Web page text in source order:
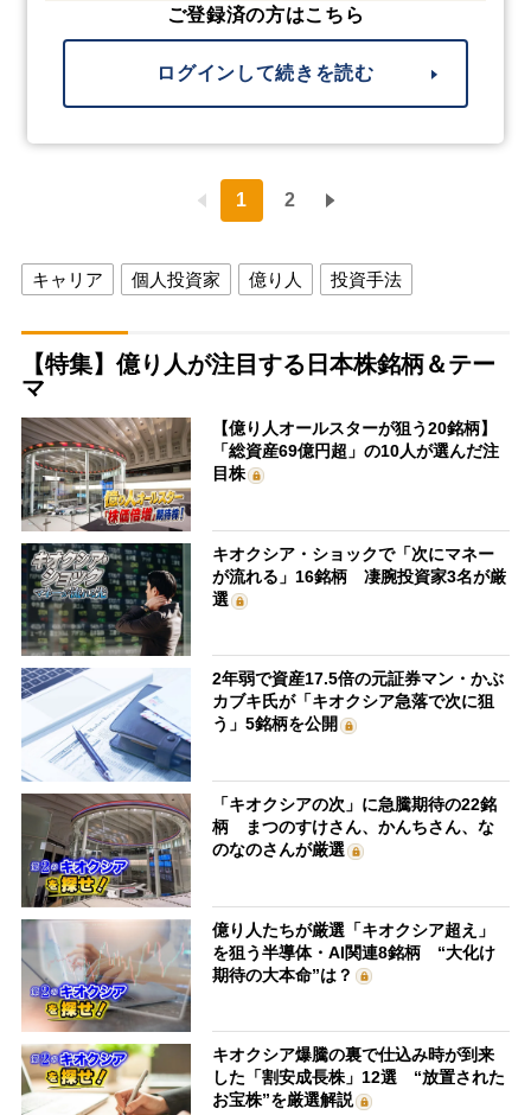
ご登録済の方はこちら
ログインして続きを読む
1 2
キャリア 個人投資家 億り人 投資手法
【特集】億り人が注目する日本株銘柄＆テー
マ
【億り人オールスターが狙う20銘柄】
「総資産69億円超」の10人が選んだ注
目株
キオクシア・ショックで「次にマネー
が流れる」16銘柄 凄腕投資家3名が厳
選
2年弱で資産17.5倍の元証券マン・かぶ
カブキ氏が「キオクシア急落で次に狙
う」5銘柄を公開
「キオクシアの次」に急騰期待の22銘
柄 まつのすけさん、かんちさん、な
のなのさんが厳選
億り人たちが厳選「キオクシア超え」
を狙う半導体・AI関連8銘柄 “大化け
期待の大本命”は？
キオクシア爆騰の裏で仕込み時が到来
した「割安成長株」12選 “放置された
お宝株”を厳選解説